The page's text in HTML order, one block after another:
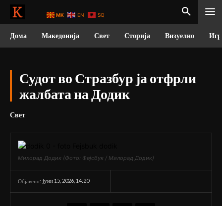
Дома Македонија Свет Сторија Визуелно
Судот во Стразбур ја отфрли
жалбата на Додик
Свет
Милорад Додик (Фото: Фејсбук / Милорад Додик)
Објавено: јуни 15, 2026, 14:20
MK EN SQ